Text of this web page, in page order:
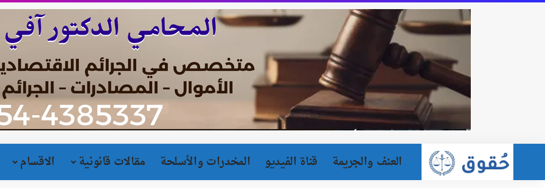
العنف والجريمة قناة الفيديو المخدرات والأسلحة مقالات قانونية الاقسام